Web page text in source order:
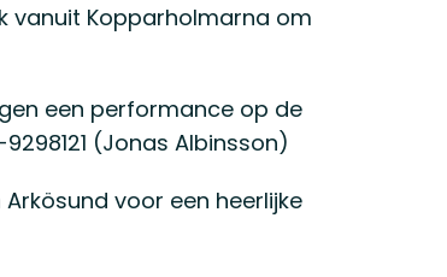
vanuit Kopparholmarna om
een performance op de
(Jonas Albinsson)
voor een heerlijke